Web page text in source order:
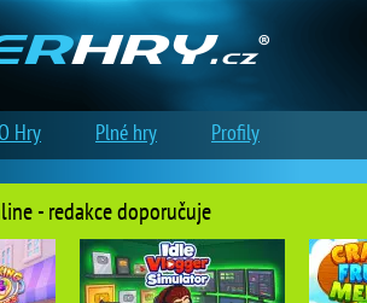
- redakce doporučuje
Hry Plné hry Profily